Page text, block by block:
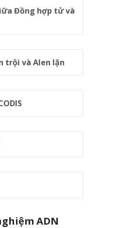
Đồng hợp tử và
trội và Alen lặn
ADN